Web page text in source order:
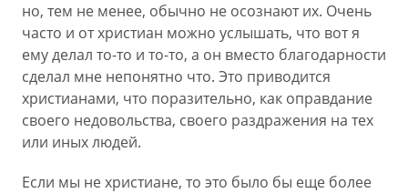
но, тем не менее, обычно не осознают их. Очень
часто и от христиан можно услышать, что вот я
ему делал то-то и то-то, а он вместо благодарности
сделал мне непонятно что. Это приводится
христианами, что поразительно, как оправдание
своего недовольства, своего раздражения на тех
или иных людей.
Если мы не христиане, то это было бы еще более